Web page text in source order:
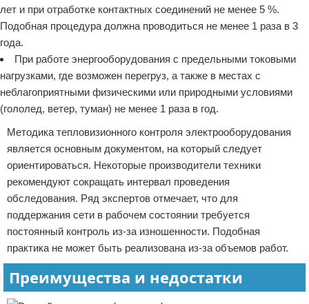
лет и при отработке контактных соединений не менее 5 %.
Подобная процедура должна проводиться не менее 1 раза в 3
года.
При работе энергооборудования с предельными токовыми
нагрузками, где возможен перегруз, а также в местах с
неблагоприятными физическими или природными условиями
(гололед, ветер, туман) не менее 1 раза в год.
Методика тепловизионного контроля электрооборудования
является основным документом, на который следует
ориентироваться. Некоторые производители техники
рекомендуют сокращать интервал проведения
обследования. Ряд экспертов отмечает, что для
поддержания сети в рабочем состоянии требуется
постоянный контроль из-за изношенности. Подобная
практика не может быть реализована из-за объемов работ.
Преимущества и недостатки